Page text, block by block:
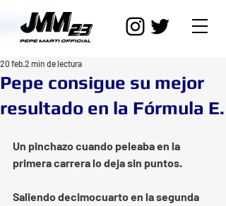
Pepe consigue su mejor
resultado en la Fórmula E.
20 feb 2 min de lectura
Un pinchazo cuando peleaba en la
primera carrera lo deja sin puntos.
Saliendo decimocuarto en la segunda